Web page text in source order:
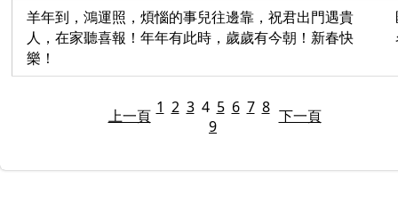
羊年到，鴻運照，煩惱的事兒往邊靠，祝君出門遇貴
人，在家聽喜報！年年有此時，歲歲有今朝！新春快
樂！
上一頁 1 2 34 5 6 7 8
9
下一頁